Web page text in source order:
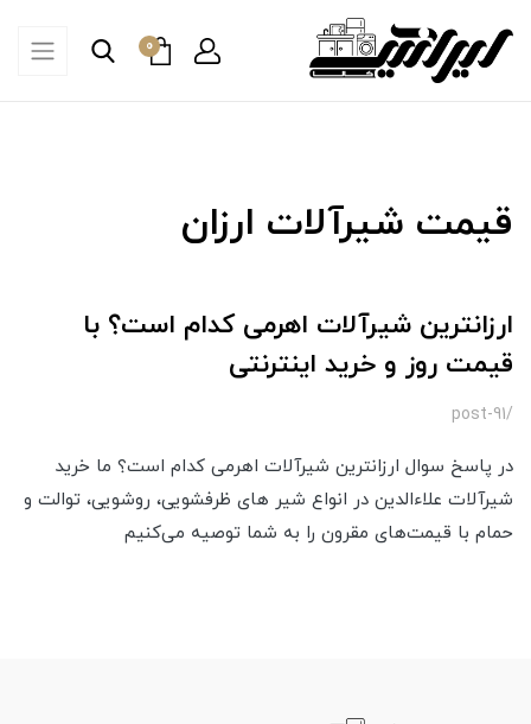
0
قیمت شیرآلات ارزان
ارزانترین شیرآلات اهرمی کدام است؟ با
قیمت روز و خرید اینترنتی
/post-91
در پاسخ سوال ارزانترین شیرآلات اهرمی کدام است؟ ما خرید
شیرآلات علاءالدین در انواع شیر های ظرفشویی، روشویی، توالت و
حمام با قیمت‌های مقرون را به شما توصیه می‌کنیم